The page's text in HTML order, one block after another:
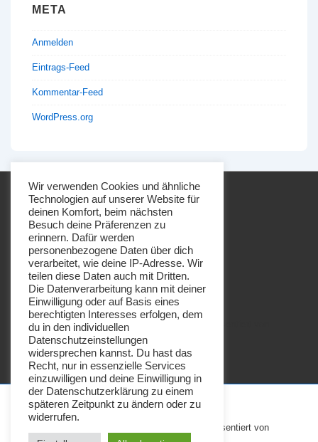
META
Anmelden
Eintrags-Feed
Kommentar-Feed
WordPress.org
Footer-
Menü
Impressum Datenschutz
Copyright © 2026 Imkerei Honigbrötchen
Responsive-Theme
| Präsentiert von
Wir verwenden Cookies und ähnliche
Technologien auf unserer Website für
deinen Komfort, beim nächsten
Besuch deine Präferenzen zu
erinnern. Dafür werden
personenbezogene Daten über dich
verarbeitet, wie deine IP-Adresse. Wir
teilen diese Daten auch mit Dritten.
Die Datenverarbeitung kann mit deiner
Einwilligung oder auf Basis eines
berechtigten Interesses erfolgen, dem
du in den individuellen
Datenschutzeinstellungen
widersprechen kannst. Du hast das
Recht, nur in essenzielle Services
einzuwilligen und deine Einwilligung in
der Datenschutzerklärung zu einem
späteren Zeitpunkt zu ändern oder zu
widerrufen.